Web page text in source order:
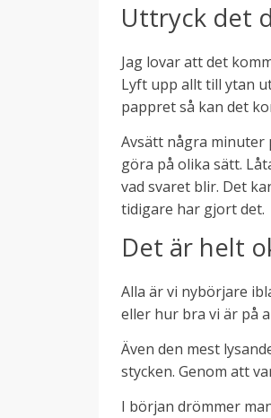
Uttryck det
Jag lovar att det
Lyft upp allt till ytan
pappret så kan det
Avsätt några minuter
göra på olika sätt.
vad svaret blir. Det
tidigare har gjort det.
Det är helt
Alla är vi nybörjare
eller hur bra vi är på
Även den mest
stycken. Genom att
I början drömmer